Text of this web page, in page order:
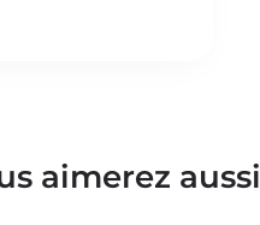
aimerez aussi